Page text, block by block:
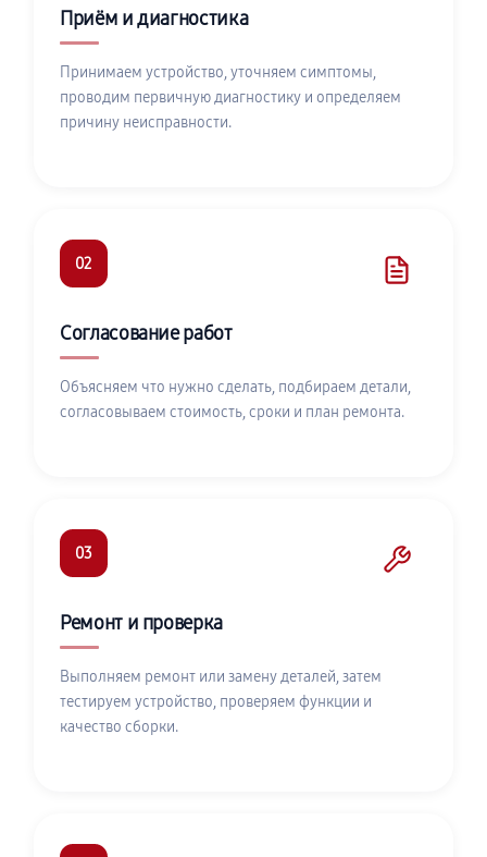
Приём и диагностика
Принимаем устройство, уточняем симптомы,
проводим первичную диагностику и определяем
причину неисправности.
02
Согласование работ
Объясняем что нужно сделать, подбираем детали,
согласовываем стоимость, сроки и план ремонта.
03
Ремонт и проверка
Выполняем ремонт или замену деталей, затем
тестируем устройство, проверяем функции и
качество сборки.